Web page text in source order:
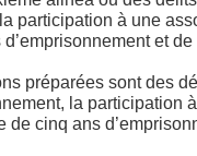
participation à une
et
préparées sont des
la participation
de cinq ans